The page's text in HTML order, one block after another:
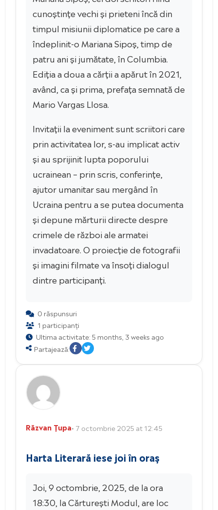
cunoștințe vechi și prieteni încă din
timpul misiunii diplomatice pe care a
îndeplinit-o Mariana Sipoș, timp de
patru ani și jumătate, în Columbia.
Ediția a doua a cărții a apărut în 2021,
având, ca și prima, prefața semnată de
Mario Vargas Llosa.
Invitații la eveniment sunt scriitori care
prin activitatea lor, s-au implicat activ
și au sprijinit lupta poporului
ucrainean – prin scris, conferințe,
ajutor umanitar sau mergând în
Ucraina pentru a se putea documenta
și depune mărturii directe despre
crimele de război ale armatei
invadatoare. O proiecție de fotografii
și imagini filmate va însoți dialogul
dintre participanți.
0 răspunsuri
1 participanți
Ultima activitate: 5 months, 3 weeks ago
Partajează:
Răzvan Țupa• 7 octombrie 2025 at 12:45
Harta Literară iese joi în oraș
Joi, 9 octombrie, 2025, de la ora
18:30, la Cărturești Modul, are loc